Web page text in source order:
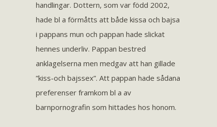
handlingar. Dottern, som var född 2002,
hade bl a förmåtts att både kissa och bajsa
i pappans mun och pappan hade slickat
hennes underliv. Pappan bestred
anklagelserna men medgav att han gillade
”kiss-och bajssex”. Att pappan hade sådana
preferenser framkom bl a av
barnpornografin som hittades hos honom.